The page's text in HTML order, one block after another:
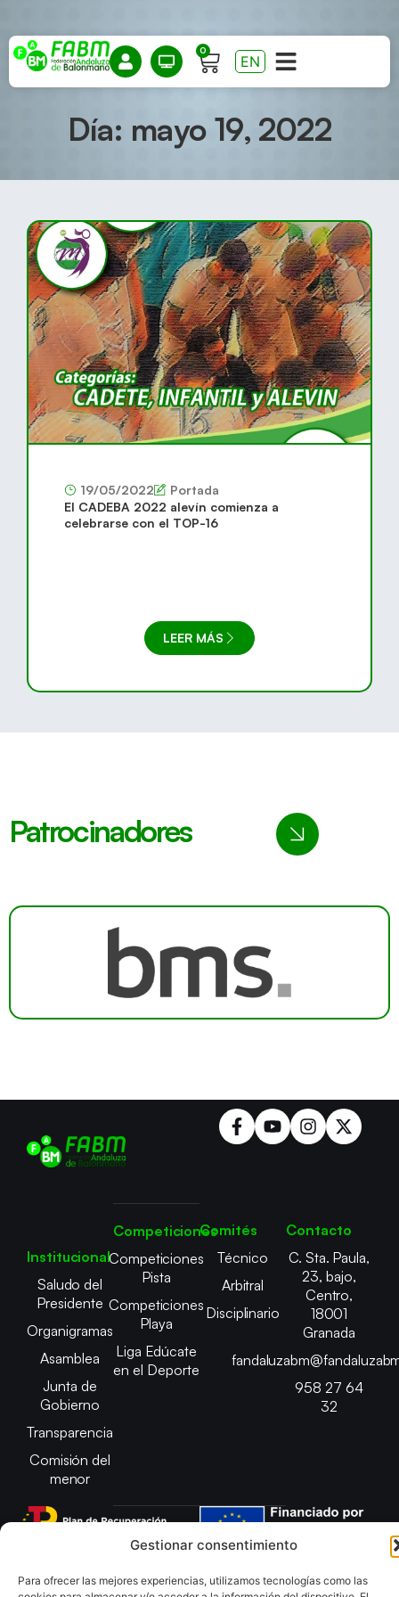
Gestionar consentimiento
Para ofrecer las mejores experiencias, utilizamos tecnologías como las
0
EN
Día: mayo 19, 2022
19/05/2022
Portada
El CADEBA 2022 alevín comienza a
celebrarse con el TOP-16
LEER MÁS
Patrocinadores
Institucional
Saludo del
Presidente
Organigramas
Asamblea
Junta de
Gobierno
Transparencia
Comisión del
menor
Competiciones
Competiciones
Pista
Competiciones
Playa
Liga Edúcate
en el Deporte
Comités
Técnico
Arbitral
Disciplinario
Contacto
C. Sta. Paula,
23, bajo,
Centro,
18001
Granada
958 27 64
32
Copyright © 2025 Federación Andaluza de Balonmano |